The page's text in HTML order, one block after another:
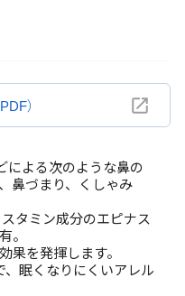
）
による次のような鼻の
鼻づまり、くしゃみ
タミン成分のエピナス
。
果を発揮します。
眠くなりにくいアレル